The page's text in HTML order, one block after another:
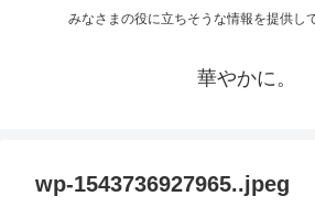
みなさまの役に立ちそうな情報を提供し
華やかに。
wp-1543736927965..jpeg